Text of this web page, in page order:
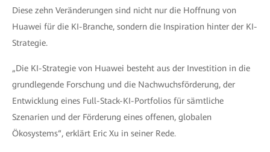
Diese zehn Veränderungen sind nicht nur die Hoffnung von
Huawei für die KI-Branche, sondern die Inspiration hinter der KI-
Strategie.
„Die KI-Strategie von Huawei besteht aus der Investition in die
grundlegende Forschung und die Nachwuchsförderung, der
Entwicklung eines Full-Stack-KI-Portfolios für sämtliche
Szenarien und der Förderung eines offenen, globalen
Ökosystems“, erklärt Eric Xu in seiner Rede.